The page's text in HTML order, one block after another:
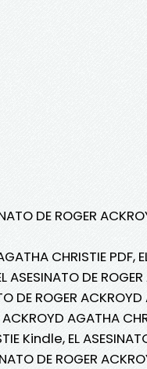
DE ROGER
CHRISTIE PDF,
ASESINATO DE
DE ROGER
AGATHA
Kindle, EL
DE ROGER